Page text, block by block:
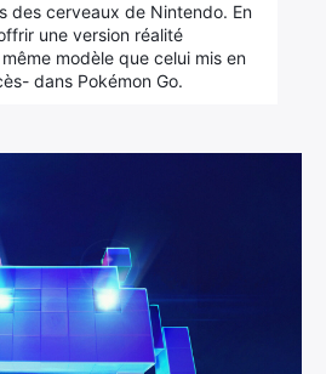
des cerveaux de Nintendo. En
une version réalité
modèle que celui mis en
dans Pokémon Go.